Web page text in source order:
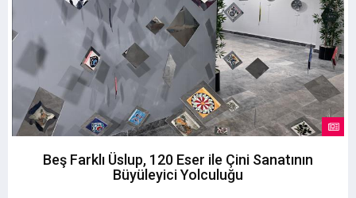
Beş Farklı Üslup, 120 Eser ile Çini Sanatının
Büyüleyici Yolculuğu